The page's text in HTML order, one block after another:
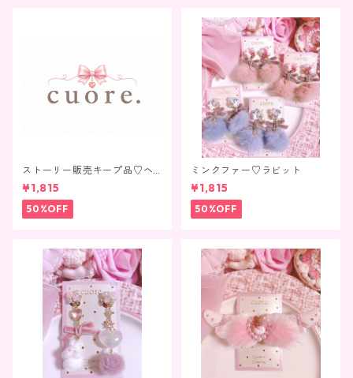
ストーリー販売キープ品♡ヘ
アクリップ1点
¥1,815
50%OFF
ミンクファー♡ラビット
¥1,815
50%OFF